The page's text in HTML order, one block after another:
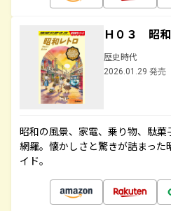
Ｈ０３ 昭
歴史時代
2026.01.29 発売
昭和の風景、家電、乗り物、駄
網羅。懐かしさと驚きが詰まっ
イド。